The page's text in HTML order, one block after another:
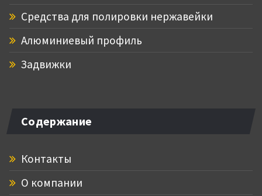
Средства для полировки нержавейки
Алюминиевый профиль
Задвижки
Содержание
Контакты
О компании